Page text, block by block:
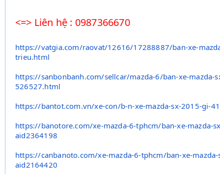
<=> Liên hệ : 0987366670
https://vatgia.com/raovat/12616/17288887/ban-xe-
trieu.html
https://sanbonbanh.com/sellcar/mazda-6/ban-xe-mazda-
526527.html
https://bantot.com.vn/xe-con/b-n-xe-mazda-sx-2015-gi-
https://banotore.com/xe-mazda-6-tphcm/ban-xe-mazda-
aid2364198
https://canbanoto.com/xe-mazda-6-tphcm/ban-xe-mazda-
aid2164420